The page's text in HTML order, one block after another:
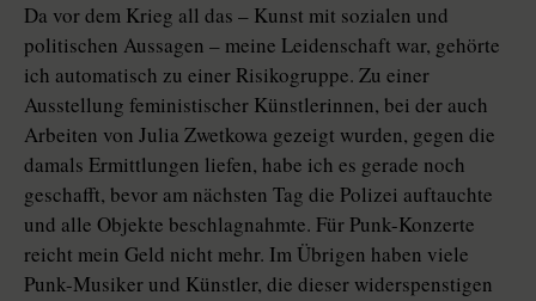
Da vor dem Krieg all das – Kunst mit sozialen und
politischen Aussagen – meine Leidenschaft war, gehörte
ich automatisch zu einer Risikogruppe. Zu einer
Ausstellung feministischer Künstlerinnen, bei der auch
Arbeiten von Julia Zwetkowa gezeigt wurden, gegen die
damals Ermittlungen liefen, habe ich es gerade noch
geschafft, bevor am nächsten Tag die Polizei auftauchte
und alle Objekte beschlagnahmte. Für Punk-Konzerte
reicht mein Geld nicht mehr. Im Übrigen haben viele
Punk-Musiker und Künstler, die dieser widerspenstigen